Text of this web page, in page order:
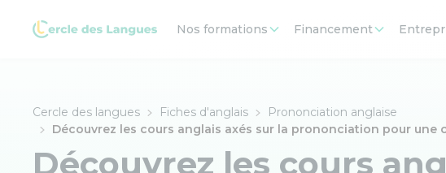
Nos formations Financement
Cercle des langues Fiches d'anglais
Prononciation anglaise
Découvrez les cours anglais axés sur la prononciation pour une
Découvrez les cours